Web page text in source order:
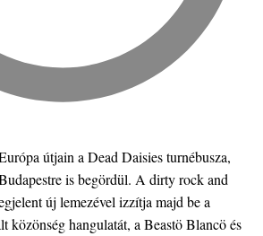
útjain a Dead Daisies turnébusza,
is begördül. A dirty rock and
új lemezével izzítja majd be a
közönség hangulatát, a Beastö Blancö és